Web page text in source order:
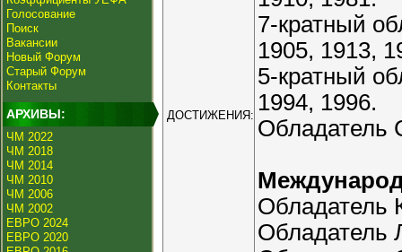
Голосование
Поиск
Вакансии
Новый Форум
Старый Форум
Контакты
АРХИВЫ:
ЧМ 2022
ЧМ 2018
ЧМ 2014
ЧМ 2010
ЧМ 2006
ЧМ 2002
ЕВРО 2024
ЕВРО 2020
ДОСТИЖЕНИЯ:
7-кратный
1905, 1913,
5-кратный
1994, 1996.
Обладатель
Обладатель
Обладатель